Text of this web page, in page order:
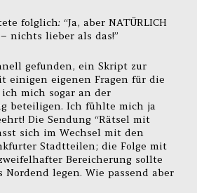
folglich: “Ja, aber NATÜRLICH
nichts lieber als das!”
gefunden, ein Skript zur
einigen eigenen Fragen für die
mich sogar an der
beteiligen. Ich fühlte mich ja
Die Sendung “Rätsel mit
sich im Wechsel mit den
Stadtteilen; die Folge mit
Bereicherung sollte
Nordend legen. Wie passend aber